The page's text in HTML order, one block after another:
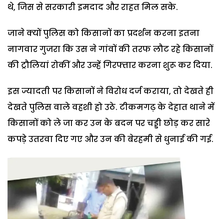
थे, जिस से सरकारी इमदाद और राहत मिल सके.
जाने क्यों पुलिस को किसानों का प्रदर्शन करना इतना
नागवार गुजरा कि उस ने गांवों की तरफ लौट रहे किसानों
की ट्रौलियां रोकीं और उन्हें गिरफ्तार करना शुरू कर दिया.
इस ज्यादती पर किसानों ने विरोध दर्ज कराया, तो देखते ही
देखते पुलिस वाले वहशी हो उठे. टीकमगढ़ के देहात थाने में
किसानों को ले जा कर उन के बदन पर चड्डी छोड़ कर सारे
कपड़े उतरवा दिए गए और उन की बेरहमी से धुनाई की गई.